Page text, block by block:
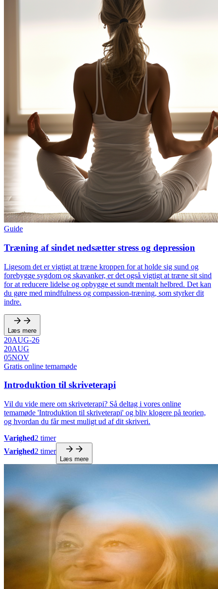
Guide
Træning af sindet nedsætter stress og depression
Ligesom det er vigtigt at træne kroppen for at holde sig sund og
forebygge sygdom og skavanker, er det også vigtigt at træne sit sind
for at reducere lidelse og opbygge et sundt mentalt helbred. Det kan
du gøre med mindfulness og compassion-træning, som styrker dit
indre.
Læs mere
20AUG-26
20AUG
05NOV
Gratis online temamøde
Introduktion til skriveterapi
Vil du vide mere om skriveterapi? Så deltag i vores online
temamøde 'Introduktion til skriveterapi' og bliv klogere på teorien,
og hvordan du får mest muligt ud af dit skriveri.
Varighed2 timer
Varighed2 timer
Læs mere